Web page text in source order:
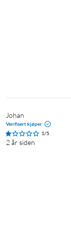
Johan
Verifisert kjøper
1/5
2 år siden